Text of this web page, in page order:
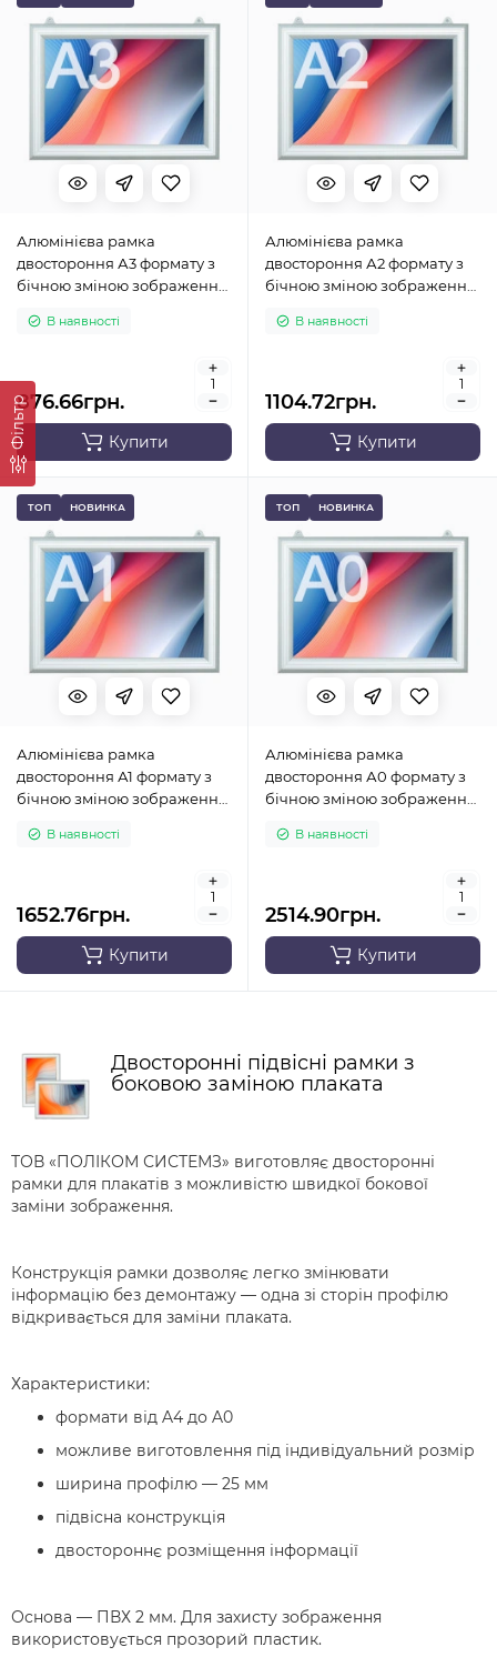
Фільтр
Алюмінієва рамка
двостороння А3 формату з
бічною зміною зображення
В наявності
876.66грн.
Купити
Алюмінієва рамка
двостороння А2 формату з
бічною зміною зображення
В наявності
1104.72грн.
Купити
ТОП НОВИНКА
Алюмінієва рамка
двостороння А1 формату з
бічною зміною зображення
В наявності
1652.76грн.
Купити
ТОП НОВИНКА
Алюмінієва рамка
двостороння А0 формату з
бічною зміною зображення
В наявності
2514.90грн.
Купити
Двосторонні підвісні рамки з
боковою заміною плаката
ТОВ «ПОЛІКОМ СИСТЕМЗ» виготовляє двосторонні
рамки для плакатів з можливістю швидкої бокової
заміни зображення.
Конструкція рамки дозволяє легко змінювати
інформацію без демонтажу — одна зі сторін профілю
відкривається для заміни плаката.
Характеристики:
формати від A4 до A0
можливе виготовлення під індивідуальний розмір
ширина профілю — 25 мм
підвісна конструкція
двостороннє розміщення інформації
Основа — ПВХ 2 мм. Для захисту зображення
використовується прозорий пластик.